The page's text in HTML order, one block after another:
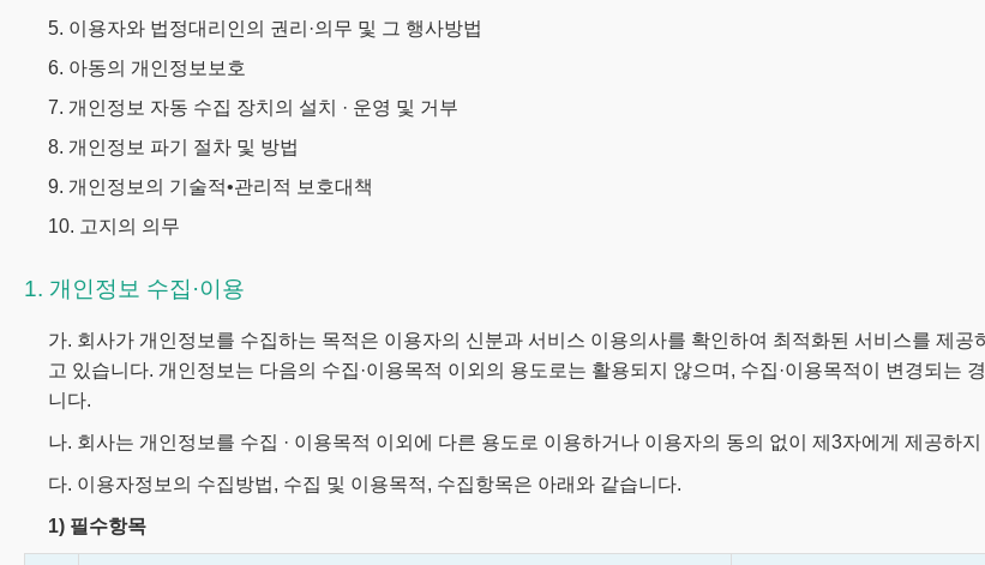
5. 이용자와 법정대리인의 권리·의무 및 그 행사방법
6. 아동의 개인정보보호
7. 개인정보 자동 수집 장치의 설치 · 운영 및 거부
8. 개인정보 파기 절차 및 방법
9. 개인정보의 기술적•관리적 보호대책
10. 고지의 의무
1. 개인정보 수집·이용
가. 회사가 개인정보를 수집하는 목적은 이용자의 신분과 서비스 이용의사를 확인하여 최적화된 서비스를 제
고 있습니다. 개인정보는 다음의 수집·이용목적 이외의 용도로는 활용되지 않으며, 수집·이용목적이 변경되는
니다.
나. 회사는 개인정보를 수집 · 이용목적 이외에 다른 용도로 이용하거나 이용자의 동의 없이 제3자에게 제공하
다. 이용자정보의 수집방법, 수집 및 이용목적, 수집항목은 아래와 같습니다.
1) 필수항목